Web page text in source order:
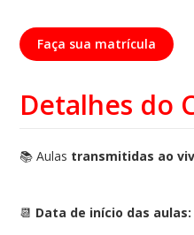
Faça sua matrícula
Detalhes do
📚Aulas transmitidas ao
📆 Data de início das aulas: